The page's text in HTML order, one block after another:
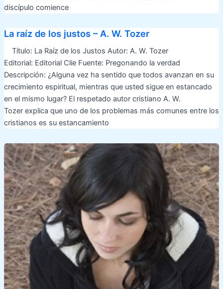
discípulo comience
La raíz de los justos – A. W. Tozer
Título: La Raíz de los Justos Autor: A. W. Tozer
Editorial: Editorial Clie Fuente: Pregonando la verdad
Descripción: ¿Alguna vez ha sentido que todos avanzan en su
crecimiento espiritual, mientras que usted sigue en estancado
en el mismo lugar? El respetado autor cristiano A. W.
Tozer explica que uno de los problemas más comunes entre los
cristianos es su estancamiento